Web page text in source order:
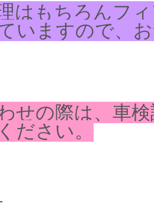
はもちろんフ
いますので、
せの際は、車
ださい。